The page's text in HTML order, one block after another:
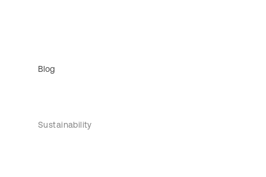
Blog
Sustainability